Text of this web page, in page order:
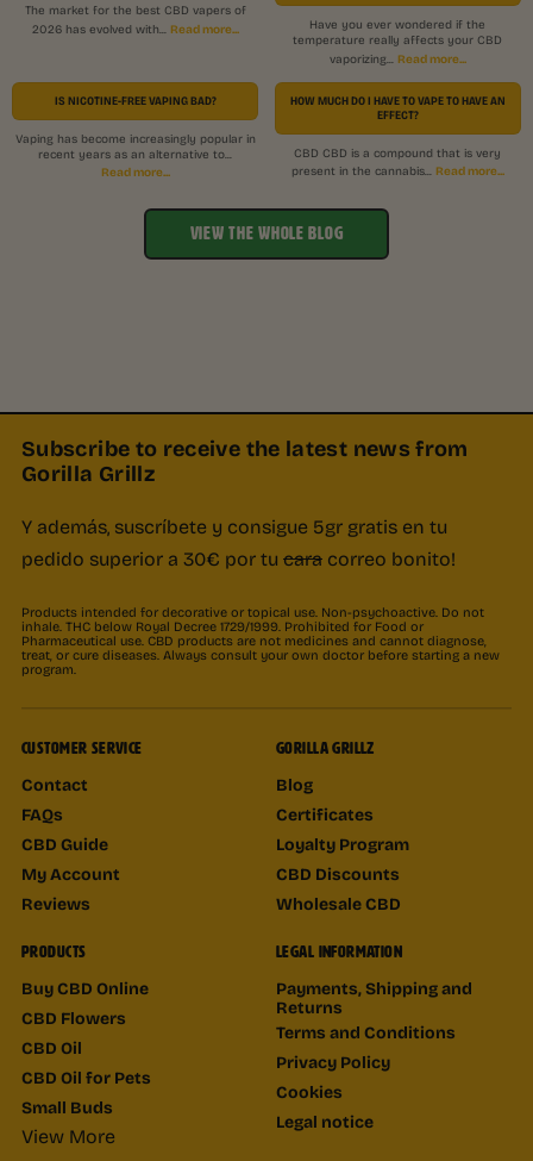
The market for the best CBD vapers of
2026 has evolved with... Read more...
Have you ever wondered if the
temperature really affects your CBD
vaporizing... Read more...
IS NICOTINE-FREE VAPING BAD?
Vaping has become increasingly popular in
recent years as an alternative to...
Read more...
HOW MUCH DO I HAVE TO VAPE TO HAVE AN
EFFECT?
CBD CBD is a compound that is very
present in the cannabis... Read more...
VIEW THE WHOLE BLOG
Subscribe to receive the latest news from
Gorilla Grillz
Y además, suscríbete y consigue 5gr gratis en tu
pedido superior a 30€ por tu cara correo bonito!
Products intended for decorative or topical use. Non-psychoactive. Do not
inhale. THC below Royal Decree 1729/1999. Prohibited for Food or
Pharmaceutical use. CBD products are not medicines and cannot diagnose,
treat, or cure diseases. Always consult your own doctor before starting a new
program.
CUSTOMER SERVICE
Contact
FAQs
CBD Guide
My Account
Reviews
GORILLA GRILLZ
Blog
Certificates
Loyalty Program
CBD Discounts
Wholesale CBD
PRODUCTS
Buy CBD Online
CBD Flowers
CBD Oil
CBD Oil for Pets
Small Buds
View More
LEGAL INFORMATION
Payments, Shipping and
Returns
Terms and Conditions
Privacy Policy
Cookies
Legal notice